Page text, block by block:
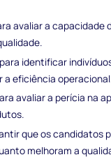
avaliar a capacidade
identificar
a eficiência operacional.
avaliar a perícia na
que os candidatos
melhoram a